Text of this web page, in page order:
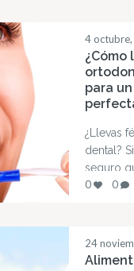
4
¿Cómo
para
¿Llevas
dental?
seguro
has
perfecta.
0 0
24